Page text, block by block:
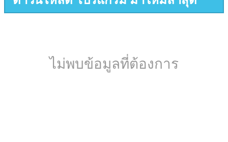
ไม่พบข้อมูลที่ต้องการ